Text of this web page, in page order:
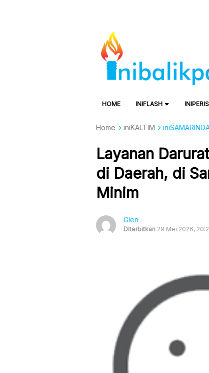
HOME INIFLASH
Home iniKALTIM
Layanan
di Daerah, di
Minim
Glen
Diterbitkan 29 Mei 2026,